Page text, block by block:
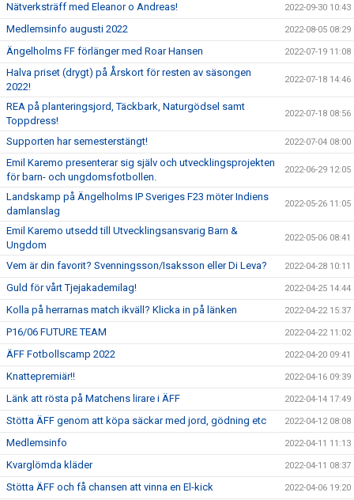
Nätverksträff med Eleanor o Andreas! 2022-09-30 10:43
Medlemsinfo augusti 2022 2022-08-05 08:29
Ängelholms FF förlänger med Roar Hansen 2022-07-19 11:08
Halva priset (drygt) på Årskort för resten av säsongen
2022!
2022-07-18 14:46
REA på planteringsjord, Täckbark, Naturgödsel samt
Toppdress!
2022-07-18 08:56
Supporten har semesterstängt! 2022-07-04 08:00
Emil Karemo presenterar sig själv och utvecklingsprojekten
för barn- och ungdomsfotbollen.
2022-06-29 12:05
Landskamp på Ängelholms IP Sveriges F23 möter Indiens
damlanslag
2022-05-26 11:05
Emil Karemo utsedd till Utvecklingsansvarig Barn &
Ungdom
2022-05-06 08:41
Vem är din favorit? Svenningsson/Isaksson eller Di Leva? 2022-04-28 10:11
Guld för vårt Tjejakademilag! 2022-04-25 14:44
Kolla på herrarnas match ikväll? Klicka in på länken 2022-04-22 15:37
P16/06 FUTURE TEAM 2022-04-22 11:02
ÄFF Fotbollscamp 2022 2022-04-20 09:41
Knattepremiär!! 2022-04-16 09:39
Länk att rösta på Matchens lirare i ÄFF 2022-04-14 17:49
Stötta ÄFF genom att köpa säckar med jord, gödning etc 2022-04-12 08:08
Medlemsinfo 2022-04-11 11:13
Kvarglömda kläder 2022-04-11 08:37
Stötta ÄFF och få chansen att vinna en El-kick 2022-04-06 19:20